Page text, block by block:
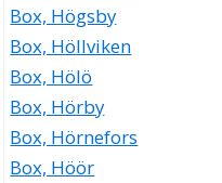
Box, Högsby
Box, Höllviken
Box, Hölö
Box, Hörby
Box, Hörnefors
Box, Höör